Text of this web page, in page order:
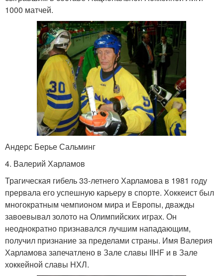
1000 матчей.
Андерс Берье Сальминг
4. Валерий Харламов
Трагическая гибель 33-летнего Харламова в 1981 году
прервала его успешную карьеру в спорте. Хоккеист был
многократным чемпионом мира и Европы, дважды
завоевывал золото на Олимпийских играх. Он
неоднократно признавался лучшим нападающим,
получил признание за пределами страны. Имя Валерия
Харламова запечатлено в Зале славы IIHF и в Зале
хоккейной славы НХЛ.